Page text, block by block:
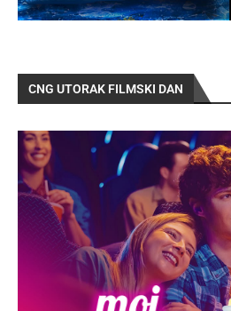
CNG UTORAK FILMSKI DAN